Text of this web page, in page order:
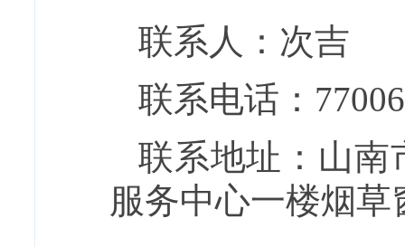
联系人：次吉
联系电话：
联系地址：山南
服务中心一楼烟草